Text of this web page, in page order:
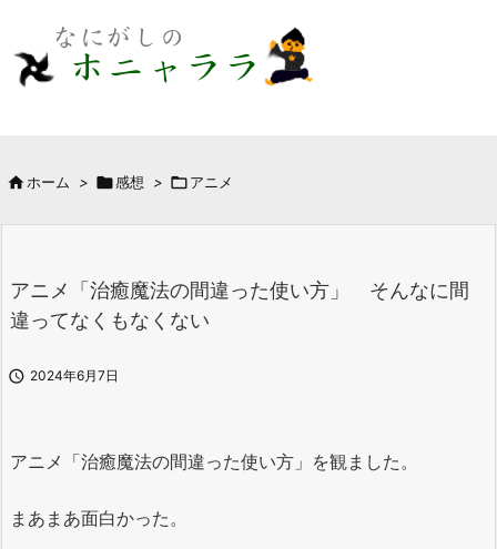
 ホーム > 感想 > アニメ
アニメ「治癒魔法の間違った使い方」 そんなに間
違ってなくもなくない
 2024年6月7日
アニメ「治癒魔法の間違った使い方」を観ました。
まあまあ面白かった。